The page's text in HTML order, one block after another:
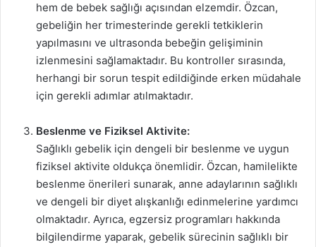
hem de bebek sağlığı açısından elzemdir. Özcan,
gebeliğin her trimesterinde gerekli tetkiklerin
yapılmasını ve ultrasonda bebeğin gelişiminin
izlenmesini sağlamaktadır. Bu kontroller sırasında,
herhangi bir sorun tespit edildiğinde erken müdahale
için gerekli adımlar atılmaktadır.
Beslenme ve Fiziksel Aktivite:
Sağlıklı gebelik için dengeli bir beslenme ve uygun
fiziksel aktivite oldukça önemlidir. Özcan, hamilelikte
beslenme önerileri sunarak, anne adaylarının sağlıklı
ve dengeli bir diyet alışkanlığı edinmelerine yardımcı
olmaktadır. Ayrıca, egzersiz programları hakkında
bilgilendirme yaparak, gebelik sürecinin sağlıklı bir